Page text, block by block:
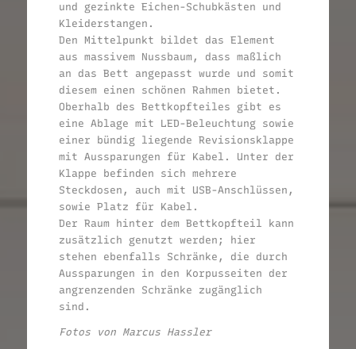
und gezinkte Eichen-Schubkästen und
Kleiderstangen.
Den Mittelpunkt bildet das Element
aus massivem Nussbaum, dass maßlich
an das Bett angepasst wurde und somit
diesem einen schönen Rahmen bietet.
Oberhalb des Bettkopfteiles gibt es
eine Ablage mit LED-Beleuchtung sowie
einer bündig liegende Revisionsklappe
mit Aussparungen für Kabel. Unter der
Klappe befinden sich mehrere
Steckdosen, auch mit USB-Anschlüssen,
sowie Platz für Kabel.
Der Raum hinter dem Bettkopfteil kann
zusätzlich genutzt werden; hier
stehen ebenfalls Schränke, die durch
Aussparungen in den Korpusseiten der
angrenzenden Schränke zugänglich
sind.
Fotos von Marcus Hassler